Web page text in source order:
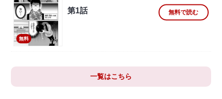
無料
第1話 無料で読む
一覧はこちら